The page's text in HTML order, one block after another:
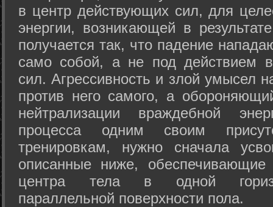
в центр действующих сил, для
энергии, возникающей в
получается так, что падение
само собой, а не под действием
сил. Агрессивность и злой умысел
против него самого, а
нейтрализации враждебной
процесса одним своим
тренировкам, нужно сначала
описанные ниже, обеспечивающие
центра тела в одной
параллельной поверхности пола.